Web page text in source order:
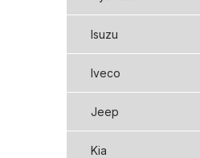
Isuzu
Iveco
Jeep
Kia